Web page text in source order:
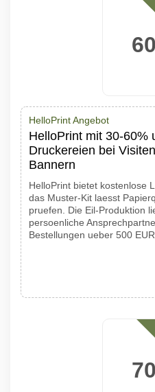
HelloPrint Angebot
HelloPrint mit 30-60%
Druckereien bei
Bannern
HelloPrint bietet kostenlose
das Muster-Kit laesst
pruefen. Die Eil-Produktion
persoenliche
Bestellungen ueber 500 EUR